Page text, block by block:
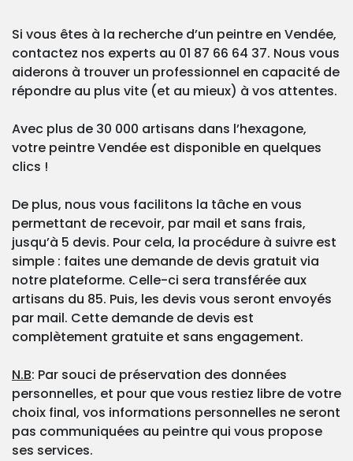
Si vous êtes à la recherche d’un peintre en Vendée,
contactez nos experts au 01 87 66 64 37. Nous vous
aiderons à trouver un professionnel en capacité de
répondre au plus vite (et au mieux) à vos attentes.
Avec plus de 30 000 artisans dans l’hexagone,
votre peintre Vendée est disponible en quelques
clics !
De plus, nous vous facilitons la tâche en vous
permettant de recevoir, par mail et sans frais,
jusqu’à 5 devis. Pour cela, la procédure à suivre est
simple : faites une demande de devis gratuit via
notre plateforme. Celle-ci sera transférée aux
artisans du 85. Puis, les devis vous seront envoyés
par mail. Cette demande de devis est
complètement gratuite et sans engagement.
N.B: Par souci de préservation des données
personnelles, et pour que vous restiez libre de votre
choix final, vos informations personnelles ne seront
pas communiquées au peintre qui vous propose
ses services.